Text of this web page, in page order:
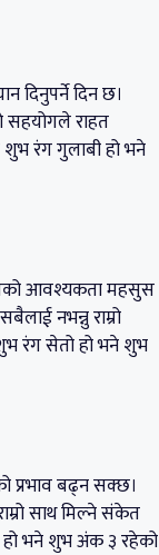
दिनुपर्ने दिन छ।
सहयोगले राहत
रंग गुलाबी हो भने
आवश्यकता महसुस
नभन्नु राम्रो
रंग सेतो हो भने शुभ
प्रभाव बढ्न सक्छ।
साथ मिल्ने संकेत
भने शुभ अंक ३ रहेको